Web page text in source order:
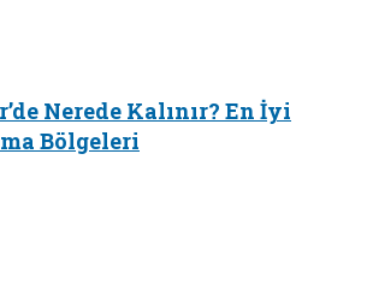
Nerede Kalınır? En İyi
Bölgeleri